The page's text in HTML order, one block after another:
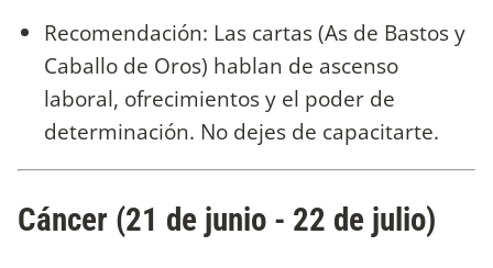
Recomendación: Las cartas (As de Bastos y
Caballo de Oros) hablan de ascenso
laboral, ofrecimientos y el poder de
determinación. No dejes de capacitarte.
Cáncer (21 de junio - 22 de julio)